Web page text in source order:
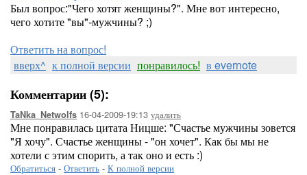
Был вопрос:"Чего хотят женщины?". Мне вот интересно,
чего хотите "вы"-мужчины? ;)
Ответить на вопрос!
вверх^ к полной версии понравилось! в evernote
Комментарии (5):
TaNka_Netwolfs 16-04-2009-19:13 удалить
Мне понравилась цитата Ницше: "Счастье мужчины зовется
"Я хочу". Счастье женщины - "он хочет". Как бы мы не
хотели с этим спорить, а так оно и есть :)
Обратиться - Ответить - К полной версии